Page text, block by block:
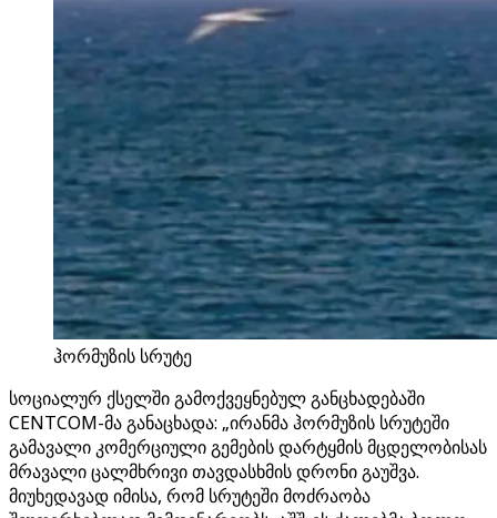
ჰორმუზის სრუტე
სოციალურ ქსელში გამოქვეყნებულ განცხადებაში
CENTCOM-მა განაცხადა: „ირანმა ჰორმუზის სრუტეში
გამავალი კომერციული გემების დარტყმის მცდელობისას
მრავალი ცალმხრივი თავდასხმის დრონი გაუშვა.
მიუხედავად იმისა, რომ სრუტეში მოძრაობა